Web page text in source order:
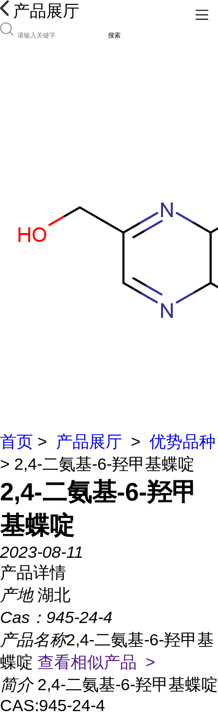
产品展厅
搜索
首页 > 产品展厅 > 优势品种
> 2,4-二氨基-6-羟甲基蝶啶
2,4-二氨基-6-羟甲
基蝶啶
2023-08-11
产品详情
产地 湖北
Cas： 945-24-4
产品名称2,4-二氨基-6-羟甲基
蝶啶 查看相似产品 >
简介 2,4-二氨基-6-羟甲基蝶啶
CAS:945-24-4